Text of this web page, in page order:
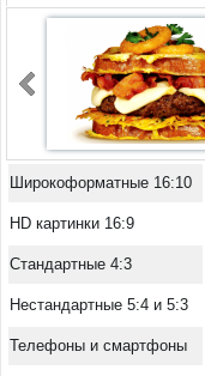
Широкоформатные 16:10
HD картинки 16:9
Стандартные 4:3
Нестандартные 5:4 и 5:3
Телефоны и смартфоны